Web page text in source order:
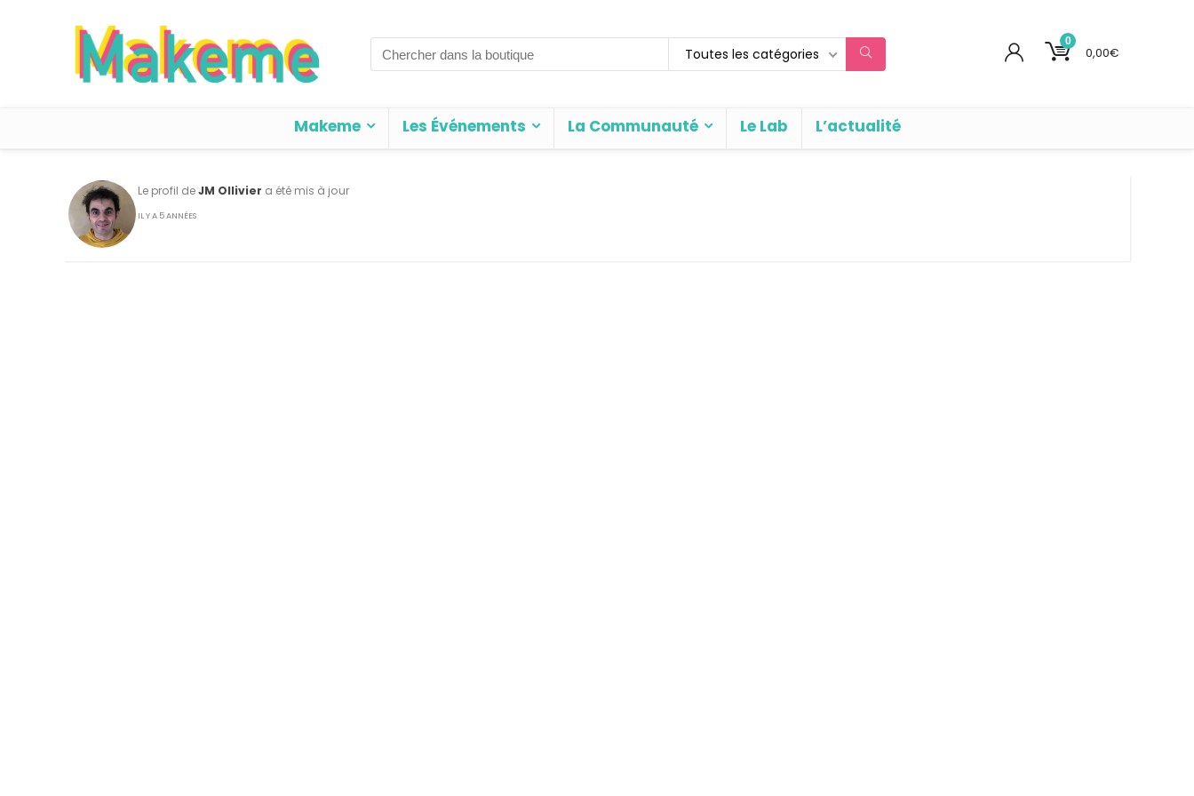
Search
for:
Toutes les catégories
0
0,00€
Makeme Les Événements La Communauté Le Lab L’actualité
Le profil deJM Ollivier a été mis à jour
IL Y A 5 ANNÉES